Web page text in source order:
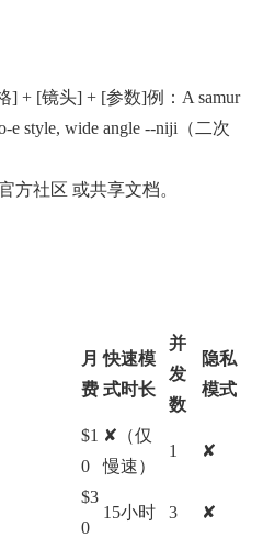
] + [镜头] + [参数]例：A samur
e style, wide angle --niji（二次
方社区 或共享文档。
月
费
快速模
式时长
并
发
数
隐私
模式
$1
0
✘（仅
慢速）
1 ✘
$3
0
15小时 3 ✘